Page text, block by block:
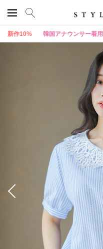
新作10% 韓国アナウンサー着用